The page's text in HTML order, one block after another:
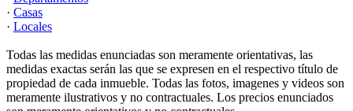
· Casas
· Locales
Todas las medidas enunciadas son meramente orientativas, las
medidas exactas serán las que se expresen en el respectivo título de
propiedad de cada inmueble. Todas las fotos, imagenes y videos son
meramente ilustrativos y no contractuales. Los precios enunciados